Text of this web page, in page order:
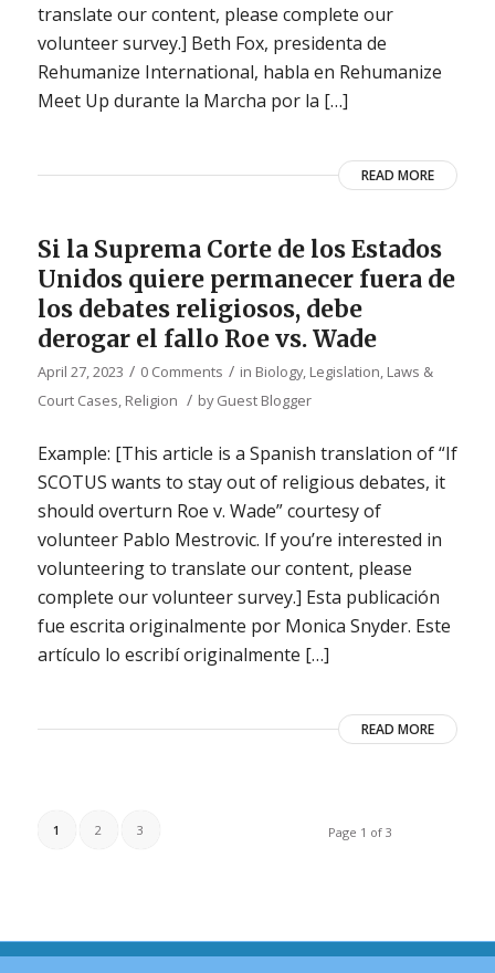
translate our content, please complete our
volunteer survey.] Beth Fox, presidenta de
Rehumanize International, habla en Rehumanize
Meet Up durante la Marcha por la […]
READ MORE
Si la Suprema Corte de los Estados
Unidos quiere permanecer fuera de
los debates religiosos, debe
derogar el fallo Roe vs. Wade
April 27, 2023 / 0 Comments / in Biology, Legislation, Laws &
Court Cases, Religion / byGuest Blogger
Example: [This article is a Spanish translation of “If
SCOTUS wants to stay out of religious debates, it
should overturn Roe v. Wade” courtesy of
volunteer Pablo Mestrovic. If you’re interested in
volunteering to translate our content, please
complete our volunteer survey.] Esta publicación
fue escrita originalmente por Monica Snyder. Este
artículo lo escribí originalmente […]
READ MORE
Page 1 of 3
1 2 3